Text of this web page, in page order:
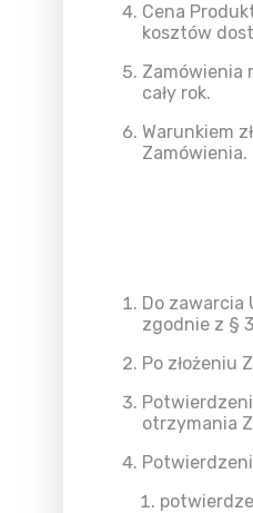
Cena
kosztów
Zamówienia
cały rok.
Warunkiem
Zamówienia.
Do zawarcia
zgodnie z §
Po złożeniu
otrzymania